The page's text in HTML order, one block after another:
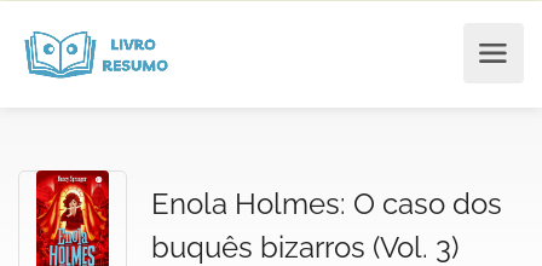
Enola Holmes: O caso dos
buquês bizarros (Vol. 3)